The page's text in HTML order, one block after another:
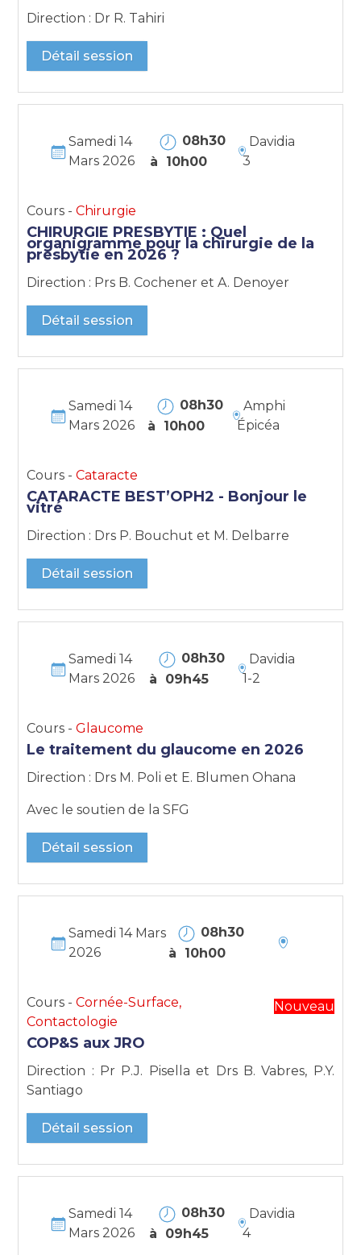
Direction : Dr R. Tahiri
Détail session
Samedi 14
Mars 2026
08h30
à 10h00
Davidia
3
Cours -Chirurgie
CHIRURGIE PRESBYTIE : Quel
organigramme pour la chirurgie de la
presbytie en 2026 ?
Direction : Prs B. Cochener et A. Denoyer
Détail session
Samedi 14
Mars 2026
08h30
à 10h00
Amphi
Épicéa
Cours -Cataracte
CATARACTE BEST’OPH2 - Bonjour le
vitré
Direction : Drs P. Bouchut et M. Delbarre
Détail session
Samedi 14
Mars 2026
08h30
à 09h45
Davidia
1-2
Cours -Glaucome
Le traitement du glaucome en 2026
Direction : Drs M. Poli et E. Blumen Ohana
Avec le soutien de la SFG
Détail session
Samedi 14 Mars
2026
08h30
à 10h00
Cours -Cornée-Surface,
Contactologie
Nouveau
COP&S aux JRO
Direction : Pr P.J. Pisella et Drs B. Vabres, P.Y.
Santiago
Détail session
Samedi 14
Mars 2026
08h30
à 09h45
Davidia
4